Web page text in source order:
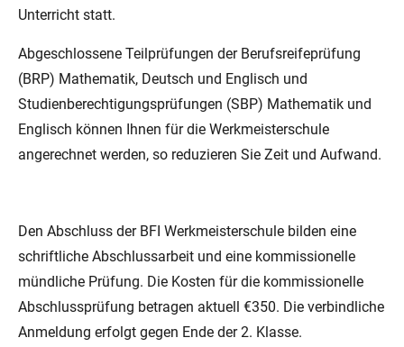
Unterricht statt.
Abgeschlossene Teilprüfungen der Berufsreifeprüfung
(BRP) Mathematik, Deutsch und Englisch und
Studienberechtigungsprüfungen (SBP) Mathematik und
Englisch können Ihnen für die Werkmeisterschule
angerechnet werden, so reduzieren Sie Zeit und Aufwand.
Den Abschluss der BFI Werkmeisterschule bilden eine
schriftliche Abschlussarbeit und eine kommissionelle
mündliche Prüfung. Die Kosten für die kommissionelle
Abschlussprüfung betragen aktuell €350. Die verbindliche
Anmeldung erfolgt gegen Ende der 2. Klasse.